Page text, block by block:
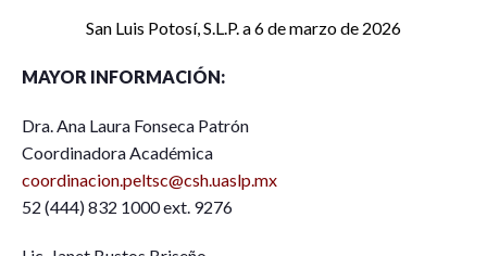
San Luis Potosí, S.L.P. a 6 de marzo de 2026
MAYOR INFORMACIÓN:
Dra. Ana Laura Fonseca Patrón
Coordinadora Académica
coordinacion.peltsc@csh.uaslp.mx
52 (444) 832 1000 ext. 9276